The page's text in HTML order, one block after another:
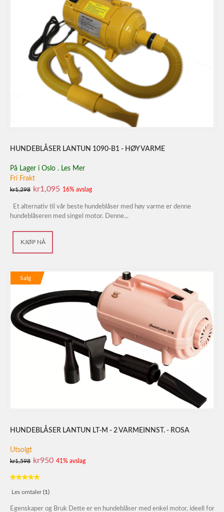
HUNDEBLÅSER LANTUN 1090-B1 - HØY VARME
På Lager i Oslo . Les Mer
Fri Frakt
kr1,298 kr1,095 16% avslag
Et alternativ til vår beste hundeblåser med høy varme er denne
hundeblåseren med singel motor. Denne...
KJØP NÅ
Salg
HUNDEBLÅSER LANTUN LT-M - 2 VARMEINNST. - ROSA
Utsolgt
kr1,598 kr950 41% avslag
Les omtaler(1)
Egenskaper og Bruk Dette er en hundeblåser med enkel motor, ideell for